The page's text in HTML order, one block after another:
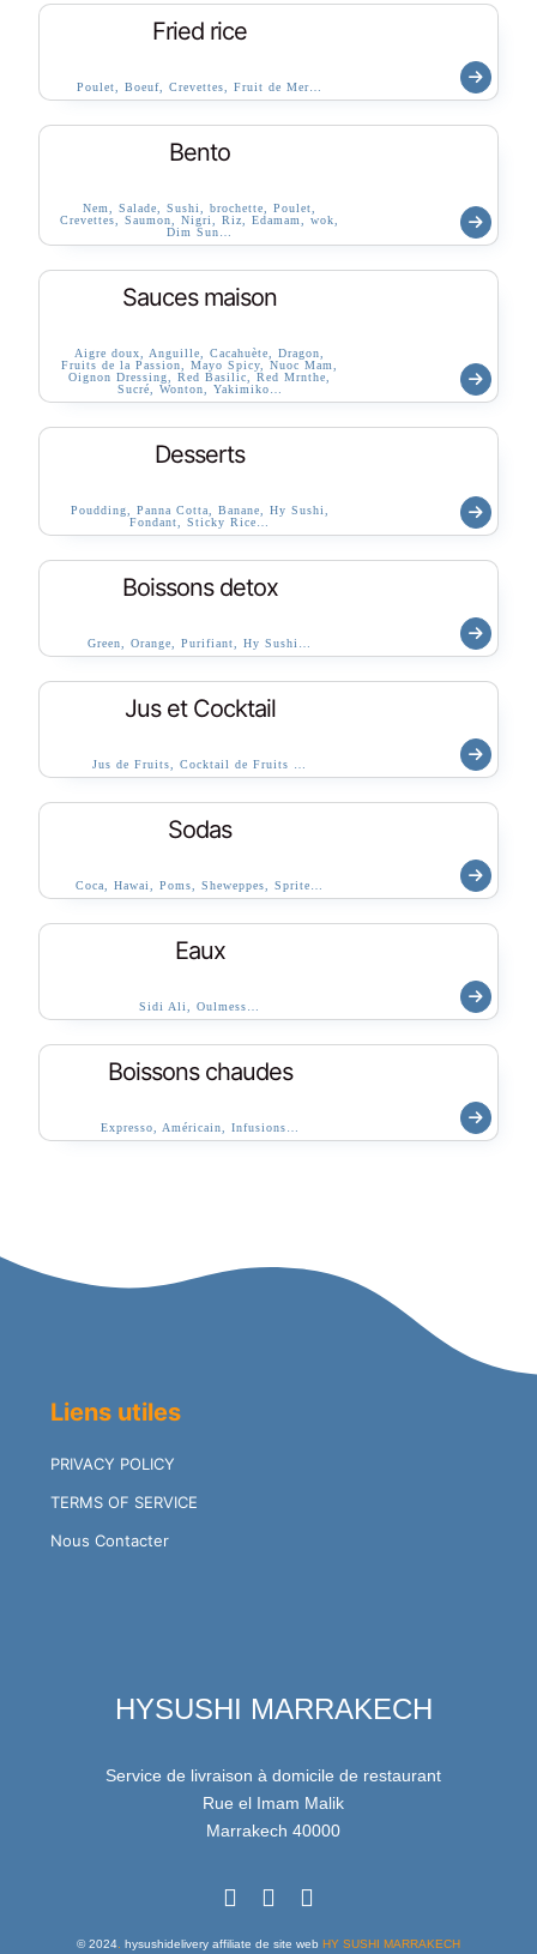
Fried rice
Poulet, Boeuf, Crevettes, Fruit de Mer…
Bento
Nem, Salade, Sushi, brochette, Poulet,
Crevettes, Saumon, Nigri, Riz, Edamam, wok,
Dim Sun…
Sauces maison
Aigre doux, Anguille, Cacahuète, Dragon,
Fruits de la Passion, Mayo Spicy, Nuoc Mam,
Oignon Dressing, Red Basilic, Red Mrnthe,
Sucré, Wonton, Yakimiko…
Desserts
Poudding, Panna Cotta, Banane, Hy Sushi,
Fondant, Sticky Rice…
Boissons detox
Green, Orange, Purifiant, Hy Sushi…
Jus et Cocktail
Jus de Fruits, Cocktail de Fruits …
Sodas
Coca, Hawai, Poms, Sheweppes, Sprite…
Eaux
Sidi Ali, Oulmess…
Boissons chaudes
Expresso, Américain, Infusions…
Liens utiles
PRIVACY POLICY
TERMS OF SERVICE
Nous Contacter
HYSUSHI MARRAKECH
Service de livraison à domicile de restaurant
Rue el Imam Malik
Marrakech 40000
© 2024 hysushidelivery affiliate de site web HY SUSHI MARRAKECH